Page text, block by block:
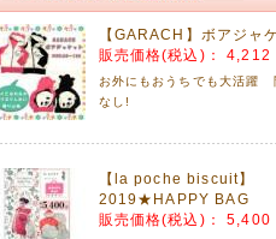
ママとキッズでお揃いに出来ます♡
2017年10月19日
秋冬モノSALE品を多数アップしまし
2017年09月10日
【ampersand】ボアショートブーツ
【GARACH】ボアジャ
販売価格(税込)：4,212
お外にもおうちでも大活躍
なし!
【la poche biscuit】
2019★HAPPY BAG
販売価格(税込)：5,400